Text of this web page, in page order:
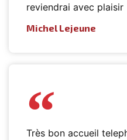
reviendrai avec plaisir
Michel Lejeune
Très bon accueil